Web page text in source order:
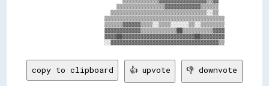
                          ▒▒▒▒▒▒▒▒▒▒▒▒▒▒▒▒▓▓▓▓▓▓▓▓▓▓▓▓▒▒▒▒▒▒
                        ▒▒▒▒▒▒▒▒▒▒▒▒▒▒▒▒▒▒▒▒▒▒▒▒▒▒▒▒▒▒▒▒░░▒▒
                      ▒▒▒▒▒▒▒▒▒▒▒▒▒▒▒▒▒▒▒▒▒▒▒▒▒▒▒▒▒▒▒▒▒▒▒▒▒▒▒▒
                      ▒▒▒▒▒▒▓▓▓▓▓▓▒▒▒▒░░▒▒▒▒░░░░░░▒▒░░▒▒▒▒▒▒▒▒
                      ▓▓▓▓▓▓▓▓▓▓▓▓▒▒▒▒▒▒▒▒▒▒▒▒██▒▒▒▒▒▒▒▒▒▒▓▓▓▓
                      ▓▓▓▓██▓▓▓▓▓▓▓▓▓▓▓▓▓▓▓▓▓▓▓▓▓▓▓▓██▓▓▓▓▓▓▓▓
copy to clipboard 👍 upvote 👎 downvote